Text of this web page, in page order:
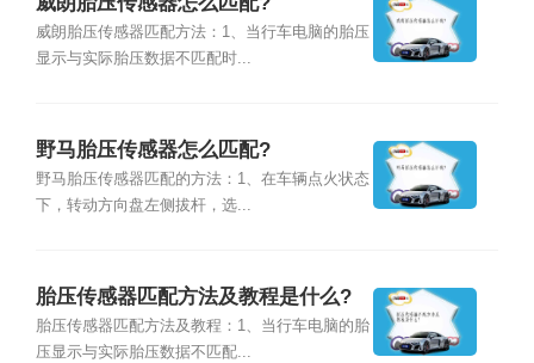
威朗胎压传感器匹配方法：1、当行车电脑的胎压
显示与实际胎压数据不匹配时...
野马胎压传感器怎么匹配?
野马胎压传感器匹配的方法：1、在车辆点火状态
下，转动方向盘左侧拔杆，选...
胎压传感器匹配方法及教程是什么?
胎压传感器匹配方法及教程：1、当行车电脑的胎
压显示与实际胎压数据不匹配...